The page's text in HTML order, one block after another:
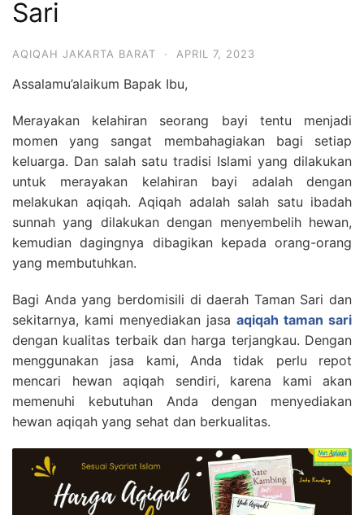
6713
Sari
AQIQAH JAKARTA BARAT · APRIL 7, 2023
Assalamu’alaikum Bapak Ibu,
Merayakan kelahiran seorang bayi tentu menjadi
momen yang sangat membahagiakan bagi setiap
keluarga. Dan salah satu tradisi Islami yang dilakukan
untuk merayakan kelahiran bayi adalah dengan
melakukan aqiqah. Aqiqah adalah salah satu ibadah
sunnah yang dilakukan dengan menyembelih hewan,
kemudian dagingnya dibagikan kepada orang-orang
yang membutuhkan.
Bagi Anda yang berdomisili di daerah Taman Sari dan
sekitarnya, kami menyediakan jasa aqiqah taman sari
dengan kualitas terbaik dan harga terjangkau. Dengan
menggunakan jasa kami, Anda tidak perlu repot
mencari hewan aqiqah sendiri, karena kami akan
memenuhi kebutuhan Anda dengan menyediakan
hewan aqiqah yang sehat dan berkualitas.